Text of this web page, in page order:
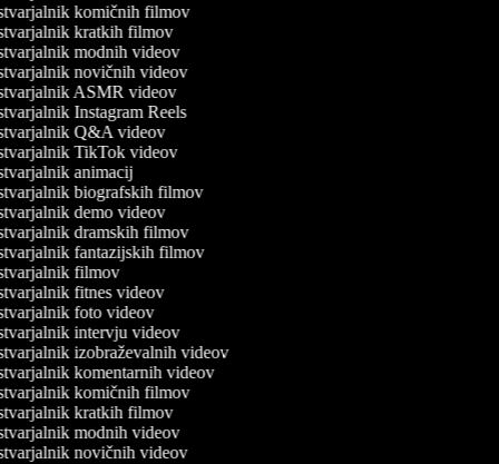
komičnih filmov
kratkih filmov
modnih videov
novičnih videov
ASMR videov
Instagram Reels
Q&A videov
TikTok videov
animacij
biografskih filmov
demo videov
dramskih filmov
fantazijskih filmov
filmov
fitnes videov
foto videov
intervju videov
izobraževalnih videov
komentarnih videov
komičnih filmov
kratkih filmov
modnih videov
novičnih videov